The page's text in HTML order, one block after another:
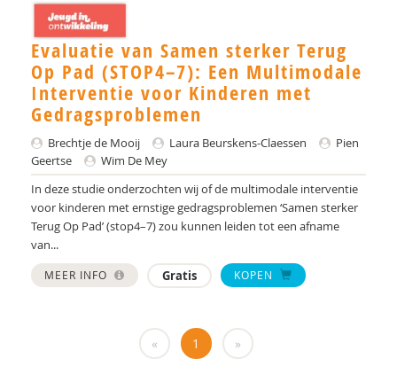
MSc.
N.G.A. Tak
PhD
Rotterdam
Yulius)
J.H.W. (Jorgen) Mous
PhD* | Instituut voor Psychologie
PhD | Promotores: prof. dr. J.K. Buitelaar;prof dr.
R.J. van der Gaag. Co-promotor: Dr. N.N.J.
Drs. A . van der Sijde
Evaluatie van Samen sterker Terug
Op Pad (STOP4–7): Een Multimodale
Interventie voor Kinderen met
Gedragsproblemen
Brechtje de Mooij Laura Beurskens-Claessen
Pien
Geertse
Wim De Mey
In deze studie onderzochten wij of de multimodale interventie
voor kinderen met ernstige gedragsproblemen ‘Samen sterker
Terug Op Pad’ (stop4–7) zou kunnen leiden tot een afname
van...
MEER INFO Gratis KOPEN
« 1 »